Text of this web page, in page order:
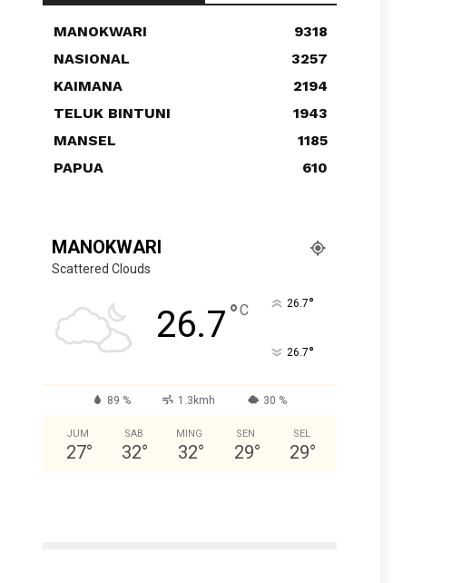
MANOKWARI
9318
NASIONAL
3257
KAIMANA
2194
TELUK BINTUNI
1943
MANSEL
1185
PAPUA
610
MANOKWARI
Scattered Clouds
26.7°C 26.7°
26.7°
89 % 1.3kmh 30 %
JUM
27°
SAB
32°
MING
32°
SEN
29°
SEL
29°